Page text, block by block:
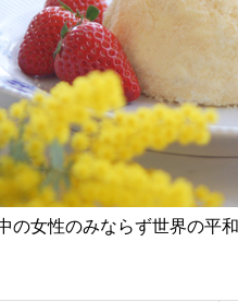
の女性のみならず世界の平